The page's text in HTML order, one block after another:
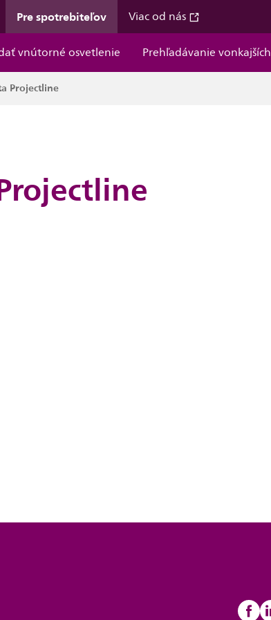
Pre spotrebiteľov Viac od nás
vnútorné osvetlenie Prehľadávanie vonkajších
Projectline